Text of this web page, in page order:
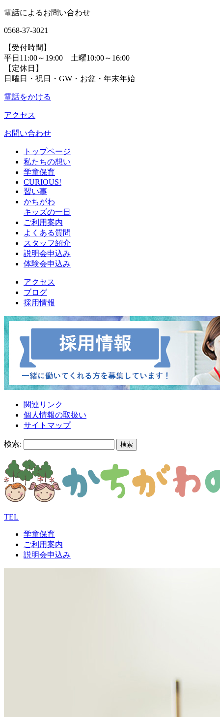
電話によるお問い合わせ
0568-37-3021
【受付時間】
平日11:00～19:00 土曜10:00～16:00
【定休日】
日曜日・祝日・GW・お盆・年末年始
電話をかける
アクセス
お問い合わせ
トップページ
私たちの想い
学童保育
CURIOUS!
習い事
かちがわ
キッズの一日
ご利用案内
よくある質問
スタッフ紹介
説明会申込み
体験会申込み
アクセス
ブログ
採用情報
関連リンク
個人情報の取扱い
サイトマップ
検索:
TEL
学童保育
ご利用案内
説明会申込み